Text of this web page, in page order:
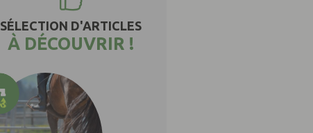
SÉLECTION D'ARTICLES
À DÉCOUVRIR !